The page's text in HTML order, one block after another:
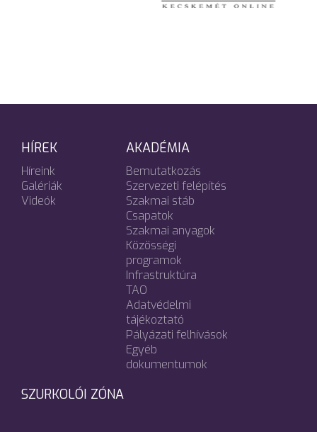
HÍREK
Híreink
Galériák
Videók
AKADÉMIA
Bemutatkozás
Szervezeti felépítés
Szakmai stáb
Csapatok
Szakmai anyagok
Közösségi
programok
Infrastruktúra
TAO
Adatvédelmi
tájékoztató
Pályázati felhívások
Egyéb
dokumentumok
SZURKOLÓI ZÓNA